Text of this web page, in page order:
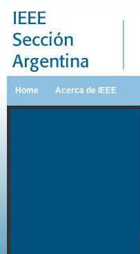
Home Acerca de IEEE